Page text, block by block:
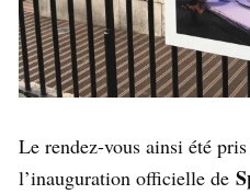
Le rendez-vous ainsi été
l’inauguration officielle de